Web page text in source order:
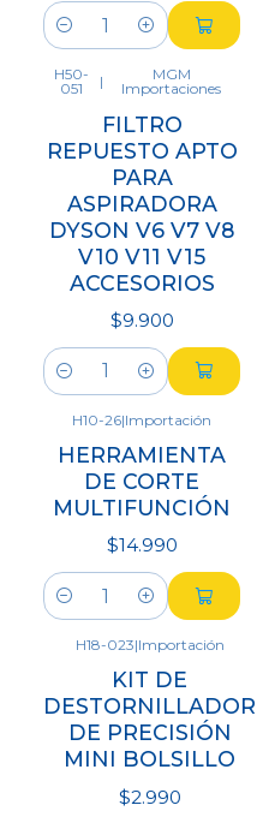
Cantidad
H50-
051
|
MGM
Importaciones
FILTRO
REPUESTO APTO
PARA
ASPIRADORA
DYSON V6 V7 V8
V10 V11 V15
ACCESORIOS
$9.900
Cantidad
H10-26|Importación
HERRAMIENTA
DE CORTE
MULTIFUNCIÓN
$14.990
Cantidad
H18-023|Importación
KIT DE
DESTORNILLADOR
DE PRECISIÓN
MINI BOLSILLO
$2.990